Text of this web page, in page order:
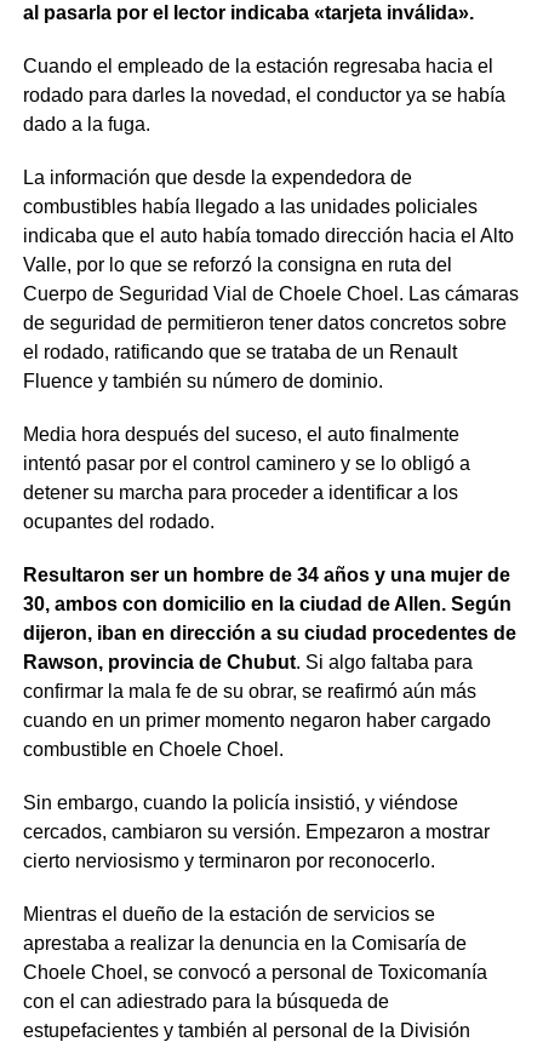
al pasarla por el lector indicaba «tarjeta inválida».
Cuando el empleado de la estación regresaba hacia el
rodado para darles la novedad, el conductor ya se había
dado a la fuga.
La información que desde la expendedora de
combustibles había llegado a las unidades policiales
indicaba que el auto había tomado dirección hacia el Alto
Valle, por lo que se reforzó la consigna en ruta del
Cuerpo de Seguridad Vial de Choele Choel. Las cámaras
de seguridad de permitieron tener datos concretos sobre
el rodado, ratificando que se trataba de un Renault
Fluence y también su número de dominio.
Media hora después del suceso, el auto finalmente
intentó pasar por el control caminero y se lo obligó a
detener su marcha para proceder a identificar a los
ocupantes del rodado.
Resultaron ser un hombre de 34 años y una mujer de
30, ambos con domicilio en la ciudad de Allen. Según
dijeron, iban en dirección a su ciudad procedentes de
Rawson, provincia de Chubut. Si algo faltaba para
confirmar la mala fe de su obrar, se reafirmó aún más
cuando en un primer momento negaron haber cargado
combustible en Choele Choel.
Sin embargo, cuando la policía insistió, y viéndose
cercados, cambiaron su versión. Empezaron a mostrar
cierto nerviosismo y terminaron por reconocerlo.
Mientras el dueño de la estación de servicios se
aprestaba a realizar la denuncia en la Comisaría de
Choele Choel, se convocó a personal de Toxicomanía
con el can adiestrado para la búsqueda de
estupefacientes y también al personal de la División